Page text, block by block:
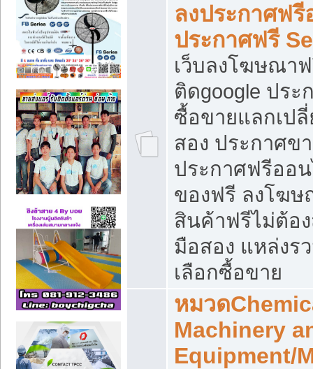
ลงประกาศฟ
ประกาศฟรี
เว็บลงโฆษณา
ติดgoogle ปร
ซื้อขายแลกเป
สอง ประกาศข
ประกาศฟรีออ
ของฟรี ลงโฆ
สินค้าฟรีไม่ต้อ
มือสอง แหล่งร
เลือกซื้อขาย
หมวด
Machinery
Equipment/